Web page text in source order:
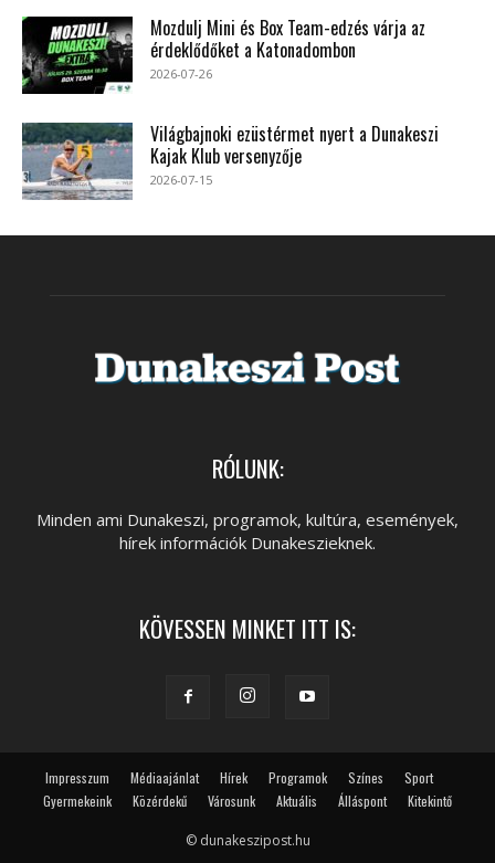
Mozdulj Mini és Box Team-edzés várja az
érdeklődőket a Katonadombon
2026-07-26
Világbajnoki ezüstérmet nyert a Dunakeszi
Kajak Klub versenyzője
2026-07-15
RÓLUNK:
Minden ami Dunakeszi, programok, kultúra, események,
hírek információk Dunakeszieknek.
KÖVESSEN MINKET ITT IS:
Impresszum Médiaajánlat Hírek Programok Színes
Sport
Gyermekeink
Közérdekű Városunk Aktuális Álláspont Kitekintő
© dunakeszipost.hu